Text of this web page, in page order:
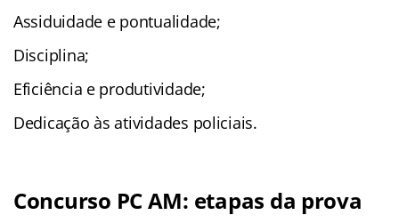
Assiduidade e pontualidade;
Disciplina;
Eficiência e produtividade;
Dedicação às atividades policiais.
Concurso PC AM: etapas da prova